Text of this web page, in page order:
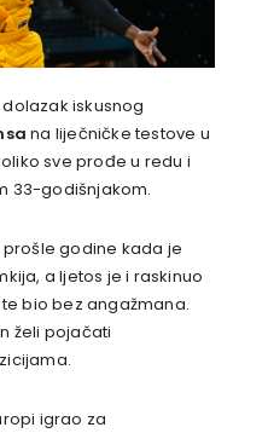
iskusnog
na liječničke testove u
sve prođe u redu i
33-godišnjakom.
godine kada je
a ljetos je i raskinuo
bio bez angažmana.
želi pojačati
igrao za